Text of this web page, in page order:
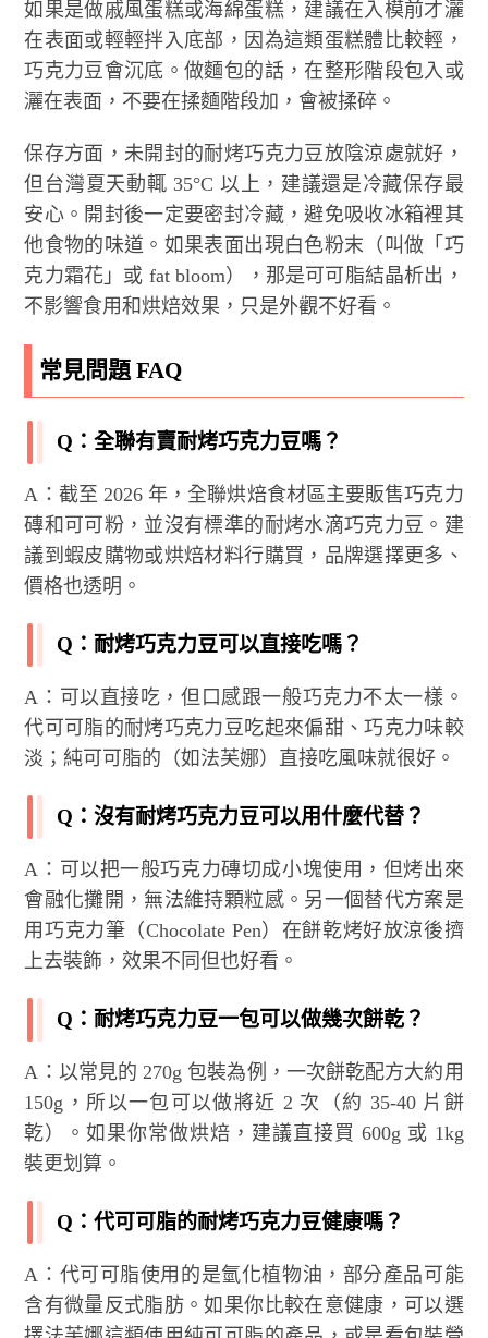
如果是做戚風蛋糕或海綿蛋糕，建議在入模前才灑
在表面或輕輕拌入底部，因為這類蛋糕體比較輕，
巧克力豆會沉底。做麵包的話，在整形階段包入或
灑在表面，不要在揉麵階段加，會被揉碎。
保存方面，未開封的耐烤巧克力豆放陰涼處就好，
但台灣夏天動輒 35°C 以上，建議還是冷藏保存最
安心。開封後一定要密封冷藏，避免吸收冰箱裡其
他食物的味道。如果表面出現白色粉末（叫做「巧
克力霜花」或 fat bloom），那是可可脂結晶析出，
不影響食用和烘焙效果，只是外觀不好看。
常見問題 FAQ
Q：全聯有賣耐烤巧克力豆嗎？
A：截至 2026 年，全聯烘焙食材區主要販售巧克力
磚和可可粉，並沒有標準的耐烤水滴巧克力豆。建
議到蝦皮購物或烘焙材料行購買，品牌選擇更多、
價格也透明。
Q：耐烤巧克力豆可以直接吃嗎？
A：可以直接吃，但口感跟一般巧克力不太一樣。
代可可脂的耐烤巧克力豆吃起來偏甜、巧克力味較
淡；純可可脂的（如法芙娜）直接吃風味就很好。
Q：沒有耐烤巧克力豆可以用什麼代替？
A：可以把一般巧克力磚切成小塊使用，但烤出來
會融化攤開，無法維持顆粒感。另一個替代方案是
用巧克力筆（Chocolate Pen）在餅乾烤好放涼後擠
上去裝飾，效果不同但也好看。
Q：耐烤巧克力豆一包可以做幾次餅乾？
A：以常見的 270g 包裝為例，一次餅乾配方大約用
150g，所以一包可以做將近 2 次（約 35-40 片餅
乾）。如果你常做烘焙，建議直接買 600g 或 1kg
裝更划算。
Q：代可可脂的耐烤巧克力豆健康嗎？
A：代可可脂使用的是氫化植物油，部分產品可能
含有微量反式脂肪。如果你比較在意健康，可以選